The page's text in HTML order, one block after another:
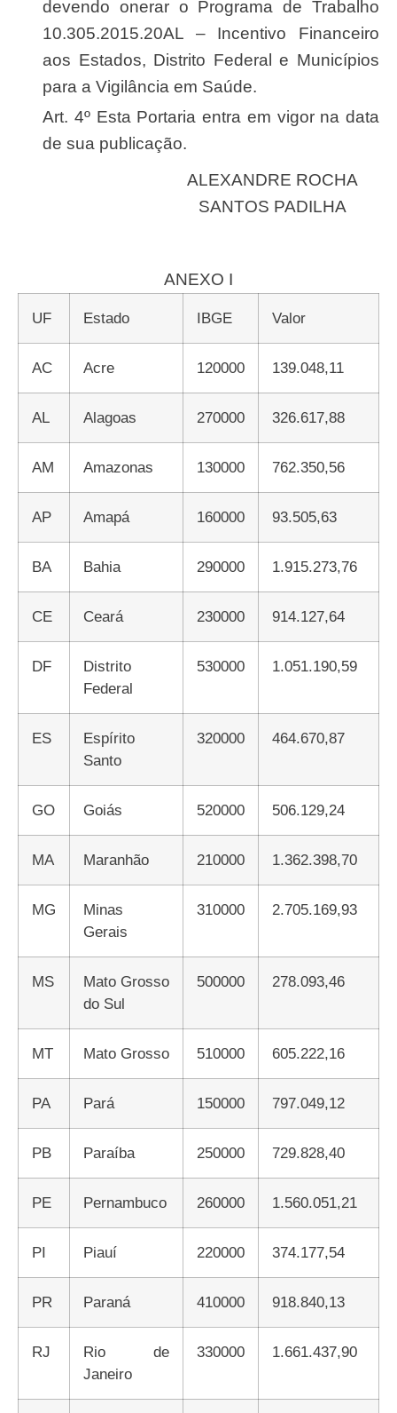
devendo onerar o Programa de Trabalho
10.305.2015.20AL – Incentivo Financeiro
aos Estados, Distrito Federal e Municípios
para a Vigilância em Saúde.
Art. 4º Esta Portaria entra em vigor na data
de sua publicação.
ALEXANDRE ROCHA
SANTOS PADILHA
ANEXO I
UF Estado IBGE Valor
AC Acre 120000 139.048,11
AL Alagoas 270000 326.617,88
AM Amazonas 130000 762.350,56
AP Amapá 160000 93.505,63
BA Bahia 290000 1.915.273,76
CE Ceará 230000 914.127,64
DF
Distrito
Federal
530000 1.051.190,59
ES
Espírito
Santo
320000 464.670,87
GO Goiás 520000 506.129,24
MA Maranhão 210000 1.362.398,70
MG
Minas
Gerais
310000 2.705.169,93
MS
Mato Grosso
do Sul
500000 278.093,46
MT Mato Grosso 510000 605.222,16
PA Pará 150000 797.049,12
PB Paraíba 250000 729.828,40
PE Pernambuco 260000 1.560.051,21
PI Piauí 220000 374.177,54
PR Paraná 410000 918.840,13
RJ
Rio de
Janeiro
330000 1.661.437,90